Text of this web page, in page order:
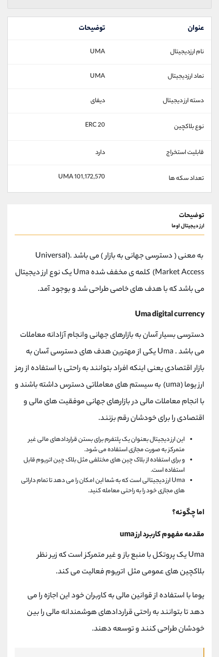
عنوان توضیحات
نام ارزدیجیتال UMA
نماد ارزدیجیتال UMA
دسته ارز دیجیتال دیفای
نوع بلاکچین ERC 20
قابلیت استخراج دارد
تعداد سکه ها 101,172,570 UMA
توضیحات
ارز دیجیتال اوما
به معنی ( دسترسی جهانی به بازار ) می باشد .(Universal
Market Access) کلمه ی مخفف شده Uma یک نوع ارز دیجیتال
می باشد که با هدف های خاصی طراحی شد و بوجود آمد.
Uma digital currency
دسترسی بسیار آسان به بازارهای جهانی وانجام آزادانه معاملات
می باشد . Uma یکی از مهترین هدف های دسترسی آسان به
بازار اقتصادی یعنی اینکه افراد بتوانند به راحتی با استفاده از رمز
ارز یوما (uma) به سیستم های معاملاتی دسترس داشته باشند و
با انجام معاملات مالی در بازارهای جهانی موفقیت های مالی و
اقتصادی را برای خودشان رقم بزنند.
این ارز دیجیتال بعنوان یک پلتفرم برای بستن قراردادهای مالی غیر
متمرکز به صورت مجازی استفاده می شود.
و برای استفاده از بلاک چین های مختلفی مثل بلاک چین اتریوم قابل
استفاده است.
Uma ارز دیجیتالی است که به شما این امکان را می دهد تا تمام دارائی
های مجازی خود را به راحتی معامله کنید.
اما چگونه؟
مقدمه مفهوم کاربرد ارز uma
Uma یک پروتکل با منبع باز و غیر متمرکز است که زیر نظر
بلاکچین های عمومی مثل اتریوم فعالیت می کند.
یوما با استفاده از قوانین مالی به کاربران خود این اجازه را می
دهد تا بتوانند به راحتی قراردادهای هوشمندانه مالی را بین
خودشان طراحی کنند و توسعه دهند.